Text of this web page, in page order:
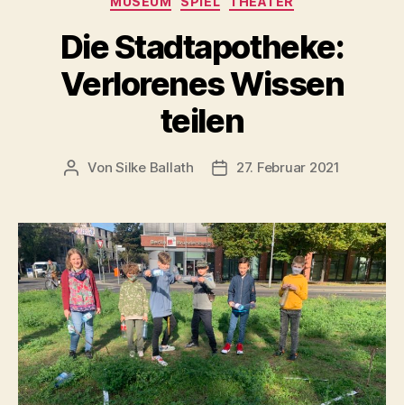
Die Stadtapotheke:
Verlorenes Wissen
teilen
Beitragsautor
VonSilke Ballath Beitragsdatum
27. Februar 2021